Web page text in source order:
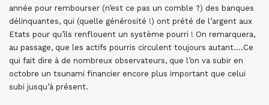
année pour rembourser (n’est ce pas un comble ?) des banques
délinquantes, qui (quelle générosité !) ont prété de l’argent aux
Etats pour qu’ils renflouent un système pourri ! On remarquera,
au passage, que les actifs pourris circulent toujours autant….Ce
qui fait dire à de nombreux observateurs, que l’on va subir en
octobre un tsunami financier encore plus important que celui
subi jusqu’à présent.